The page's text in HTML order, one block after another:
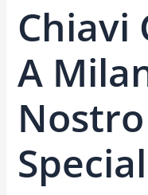
Chiavi
A